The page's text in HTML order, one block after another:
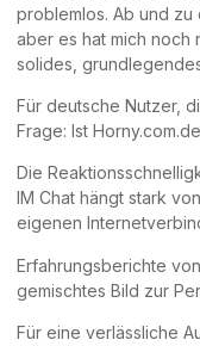
problemlos. Ab und zu
aber es hat mich noch
solides,
Für deutsche Nutzer,
Frage: Ist
Die
IM Chat hängt stark
eigenen
Erfahrungsberichte
gemischtes Bild zur
Für eine verlässliche